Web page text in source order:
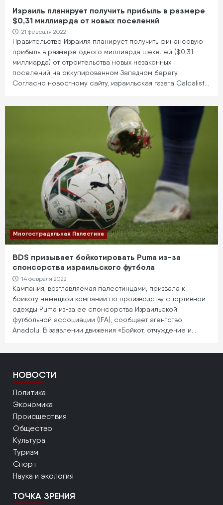
Израиль планирует получить прибыль в размере
$0,31 миллиарда от новых поселений
21 февраля 2022
Правительство Израиля планирует получить финансовую
прибыль в размере одного миллиарда шекелей ($0,31
миллиарда) от строительства новых незаконных
поселений на оккупированном Западном берегу.
Согласно новостному сайту, израильская газета Calcalist…
Многострадальная Палестина
BDS призывает бойкотировать Puma из-за
спонсорства израильского футбола
14 февраля 2022
Кампания, возглавляемая палестинцами, призвала к
бойкоту немецкой компании по производству спортивной
одежды Puma из-за ее спонсорства Израильской
футбольной ассоциации (IFA), сообщает агентство
Anadolu. В заявлении движения «Бойкот, отчуждение и…
НОВОСТИ
Политика
Экономика
Происшествия
Общество
Культура
Туризм
Спорт
Наука и экология
ТОЧКА ЗРЕНИЯ